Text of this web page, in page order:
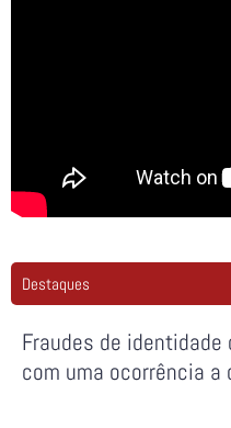
Destaques
Fraudes de
com uma ocorrência a